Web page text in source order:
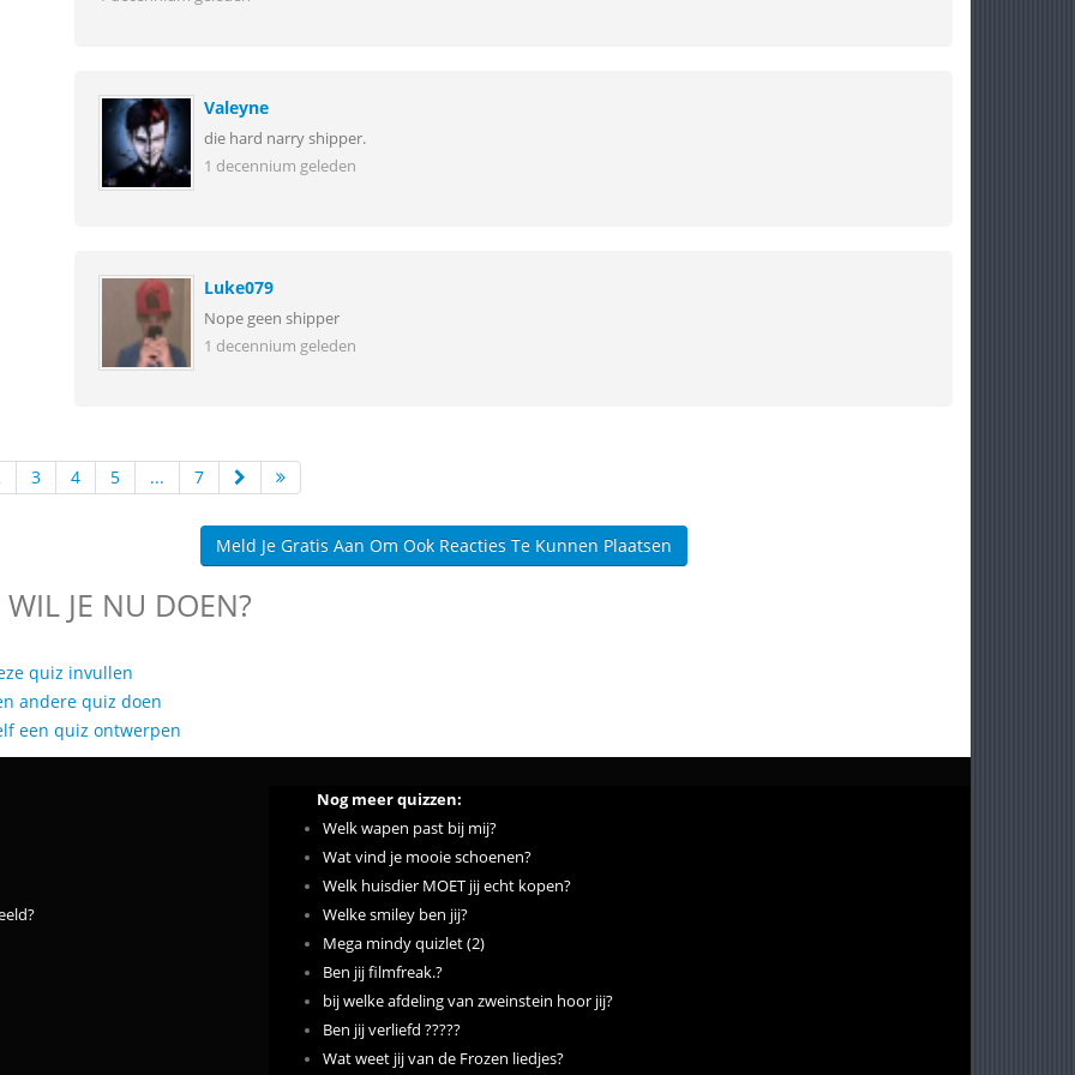
Valeyne
die hard narry shipper.
1 decennium geleden
Luke079
Nope geen shipper
1 decennium geleden
3 4 5 ... 7
Meld Je Gratis Aan Om Ook Reacties Te Kunnen Plaatsen
JE NU DOEN?
quiz invullen
andere quiz doen
een quiz ontwerpen
Nog meer quizzen:
Welk wapen past bij mij?
Wat vind je mooie schoenen?
Welk huisdier MOET jij echt kopen?
Welke smiley ben jij?
Mega mindy quizlet (2)
Ben jij filmfreak.?
bij welke afdeling van zweinstein hoor jij?
Ben jij verliefd ?????
Wat weet jij van de Frozen liedjes?